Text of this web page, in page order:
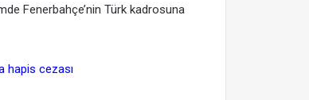
Fenerbahçe’nin Türk kadrosuna
hapis cezası